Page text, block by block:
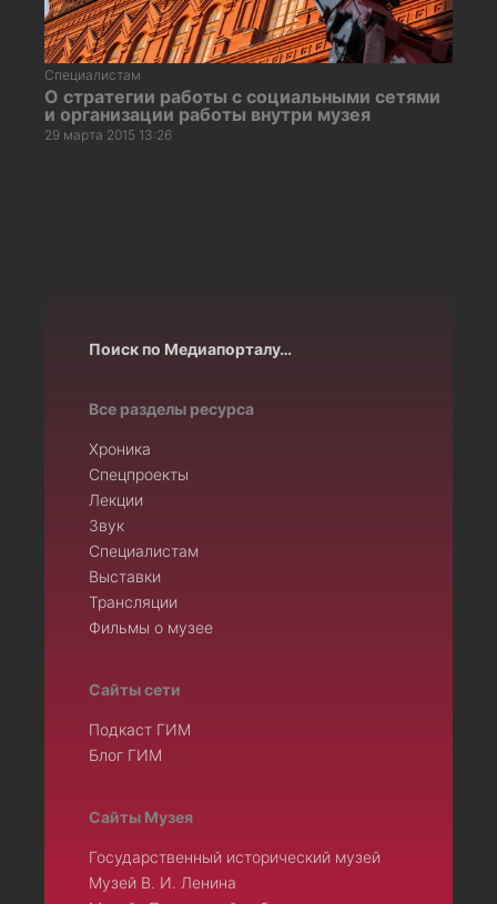
Специалистам
О стратегии работы с социальными сетями
и организации работы внутри музея
29 марта 2015 13:26
Поиск по Медиапорталу…
Все разделы ресурса
Хроника
Спецпроекты
Лекции
Звук
Специалистам
Выставки
Трансляции
Фильмы о музее
Сайты сети
Подкаст ГИМ
Блог ГИМ
Сайты Музея
Государственный исторический музей
Музей В. И. Ленина